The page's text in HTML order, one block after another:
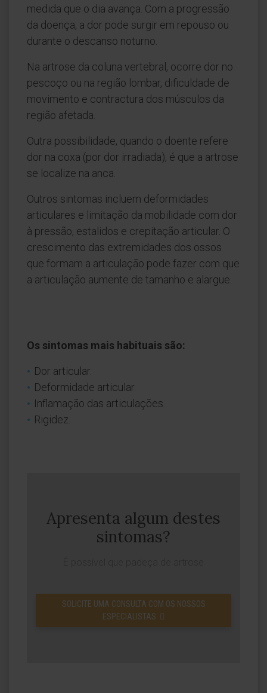
medida que o dia avança. Com a progressão
da doença, a dor pode surgir em repouso ou
durante o descanso noturno.
Na artrose da coluna vertebral, ocorre dor no
pescoço ou na região lombar, dificuldade de
movimento e contractura dos músculos da
região afetada.
Outra possibilidade, quando o doente refere
dor na coxa (por dor irradiada), é que a artrose
se localize na anca.
Outros sintomas incluem deformidades
articulares e limitação da mobilidade com dor
à pressão, estalidos e crepitação articular. O
crescimento das extremidades dos ossos
que formam a articulação pode fazer com que
a articulação aumente de tamanho e alargue.
Os sintomas mais habituais são:
Dor articular.
Deformidade articular.
Inflamação das articulações.
Rigidez.
Apresenta algum destes
sintomas?
SOLICITE UMA CONSULTA COM OS NOSSOS
ESPECIALISTAS